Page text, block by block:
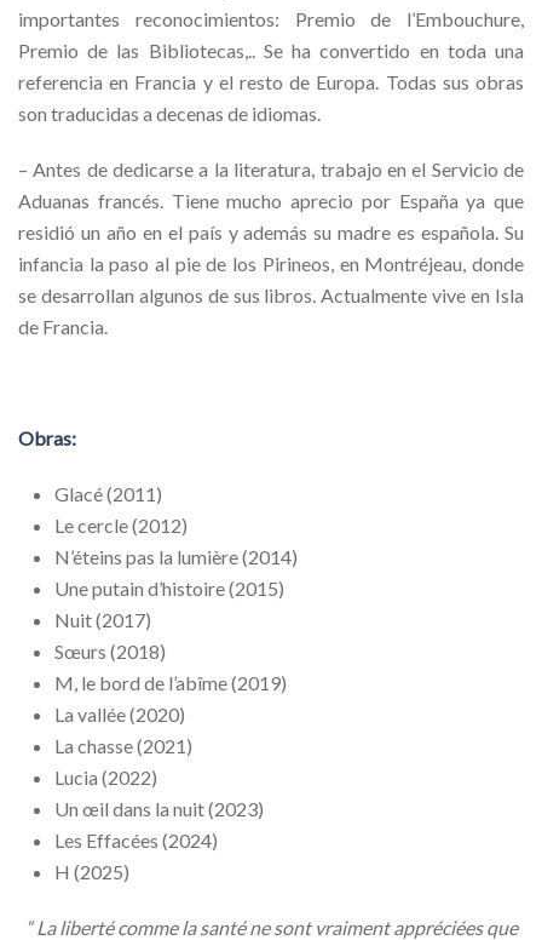
importantes reconocimientos: Premio de l’Embouchure,
Premio de las Bibliotecas,.. Se ha convertido en toda una
referencia en Francia y el resto de Europa. Todas sus obras
son traducidas a decenas de idiomas.
– Antes de dedicarse a la literatura, trabajo en el Servicio de
Aduanas francés. Tiene mucho aprecio por España ya que
residió un año en el país y además su madre es española. Su
infancia la paso al pie de los Pirineos, en Montréjeau, donde
se desarrollan algunos de sus libros. Actualmente vive en Isla
de Francia.
Obras:
Glacé (2011)
Le cercle (2012)
N’éteins pas la lumière (2014)
Une putain d’histoire (2015)
Nuit (2017)
Sœurs (2018)
M, le bord de l’abîme (2019)
La vallée (2020)
La chasse (2021)
Lucia (2022)
Un œil dans la nuit (2023)
Les Effacées (2024)
H (2025)
“ La liberté comme la santé ne sont vraiment appréciées que